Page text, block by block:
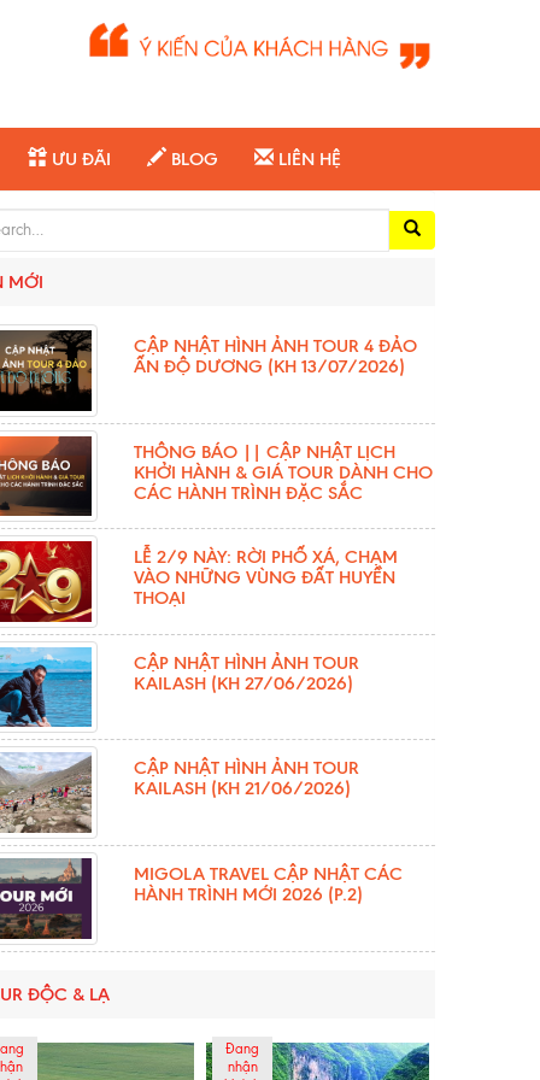
ƯU ĐÃI BLOG LIÊN HỆ
for:
MỚI
CẬP NHẬT HÌNH ẢNH TOUR 4 ĐẢO
ẤN ĐỘ DƯƠNG (KH 13/07/2026)
THÔNG BÁO || CẬP NHẬT LỊCH
KHỞI HÀNH & GIÁ TOUR DÀNH CHO
CÁC HÀNH TRÌNH ĐẶC SẮC
LỄ 2/9 NÀY: RỜI PHỐ XÁ, CHẠM
VÀO NHỮNG VÙNG ĐẤT HUYỀN
THOẠI
CẬP NHẬT HÌNH ẢNH TOUR
KAILASH (KH 27/06/2026)
CẬP NHẬT HÌNH ẢNH TOUR
KAILASH (KH 21/06/2026)
MIGOLA TRAVEL CẬP NHẬT CÁC
HÀNH TRÌNH MỚI 2026 (P.2)
ĐỘC & LẠ
Đang
nhận